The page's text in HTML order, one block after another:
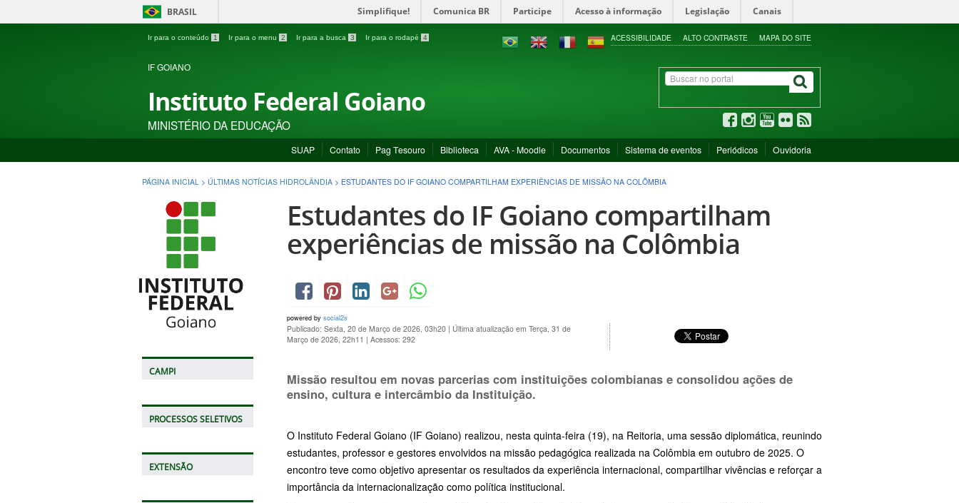
BRASIL Simplifique! Comunica BR Participe Acesso à informação Legislação Canais
Ir para o conteúdo 1 Ir para o menu 2 Ir para a busca 3 Ir para o rodapé 4 ACESSIBILIDADE ALTO CONTRASTE MAPA DO SITE
IF GOIANO
Instituto Federal Goiano
MINISTÉRIO DA EDUCAÇÃO
SUAP Contato Pag Tesouro Biblioteca AVA - Moodle Documentos Sistema de eventos Periódicos Ouvidoria
PÁGINA INICIAL > ÚLTIMAS NOTÍCIAS HIDROLÂNDIA > ESTUDANTES DO IF GOIANO COMPARTILHAM EXPERIÊNCIAS DE MISSÃO NA COLÔMBIA
CAMPI
PROCESSOS SELETIVOS
EXTENSÃO
Estudantes do IF Goiano compartilham
experiências de missão na Colômbia
powered by social2s
Publicado: Sexta, 20 de Março de 2026, 03h20 | Última atualização em Terça, 31 de
Março de 2026, 22h11 | Acessos: 292
Missão resultou em novas parcerias com instituições colombianas e consolidou ações de
ensino, cultura e intercâmbio da Instituição.
O Instituto Federal Goiano (IF Goiano) realizou, nesta quinta-feira (19), na Reitoria, uma sessão diplomática, reunindo
estudantes, professor e gestores envolvidos na missão pedagógica realizada na Colômbia em outubro de 2025. O
encontro teve como objetivo apresentar os resultados da experiência internacional, compartilhar vivências e reforçar a
importância da internacionalização como política institucional.